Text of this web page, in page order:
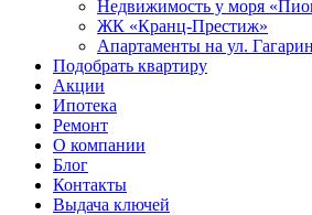
Недвижимость у моря
ЖК «Кранц-Престиж»
Апартаменты на ул.
Подобрать квартиру
Акции
Ипотека
Ремонт
О компании
Блог
Контакты
Выдача ключей